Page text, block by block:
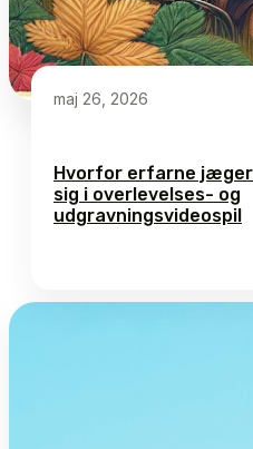
maj 26, 2026
Hvorfor erfarne
sig i overlevelses- og
udgravningsvideospil